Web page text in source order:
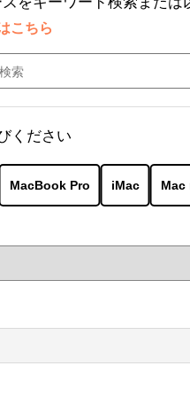
こちら
ください
MacBook Pro iMac Mac